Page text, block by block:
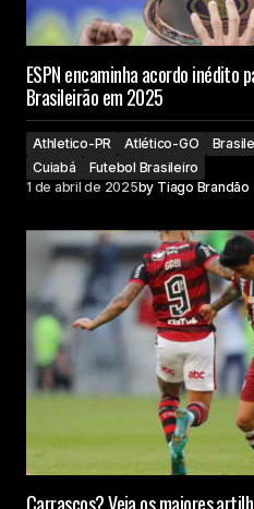
ESPN encaminha acordo inédito
Brasileirão em 2025
Athletico-PR Atlético-GO
Cuiabá
Futebol Brasileiro
1 de abril de 2025by Tiago Brandão